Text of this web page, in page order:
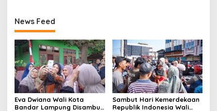
News Feed
Eva Dwiana Wali Kota
Bandar Lampung Disambut
Sambut Hari Kemerdekaan
Republik Indonesia Wali